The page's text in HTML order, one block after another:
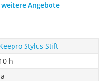
Angebote
Keepro Stylus Stift
10 h
Ja